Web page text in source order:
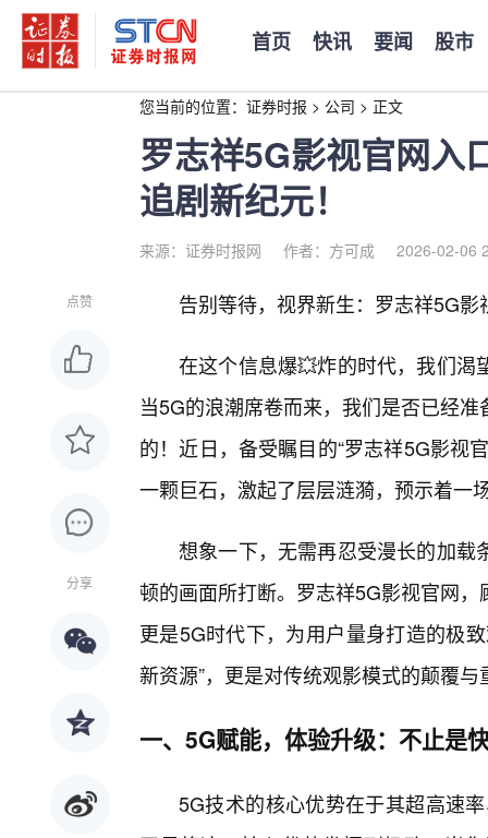
首页 快讯 要闻 股市
您当前的位置： 证券时报 > 公司 > 正文
罗志祥5G影视官网入
追剧新纪元！
来源：证券时报网 作者：方可成 2026-02-06
点赞
分享
告别等待，视界新生：罗志祥5G
在这个信息爆💥炸的时代，我们渴
当5G的浪潮席卷而来，我们是否已经
的！近日，备受瞩目的“罗志祥5G影视
一颗巨石，激起了层层涟漪，预示着一
想象一下，无需再忍受漫长的加载
顿的画面所打断。罗志祥5G影视官网
更是5G时代下，为用户量身打造的极
新资源”，更是对传统观影模式的颠覆与
一、5G赋能，体验升级：不止是
5G技术的核心优势在于其超高速